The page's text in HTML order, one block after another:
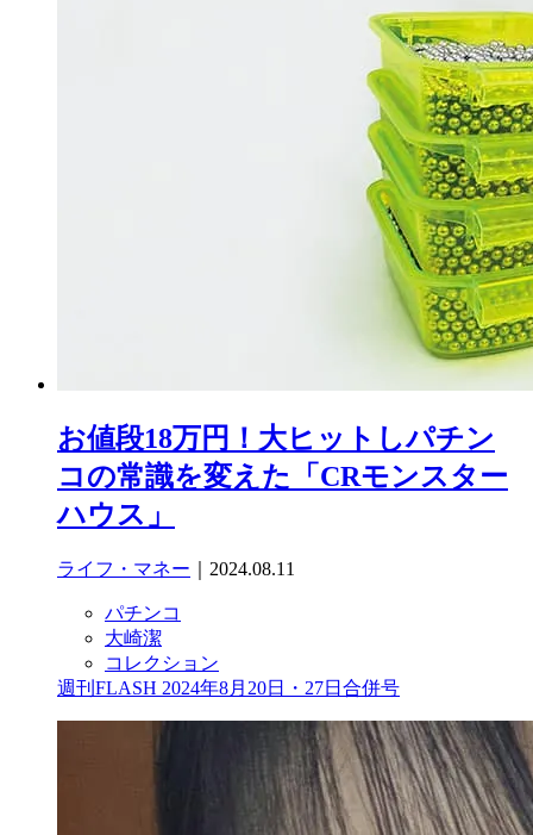
お値段18万円！大ヒットしパチン
コの常識を変えた「CRモンスター
ハウス」
ライフ・マネー ｜2024.08.11
パチンコ
大崎潔
コレクション
週刊FLASH 2024年8月20日・27日合併号